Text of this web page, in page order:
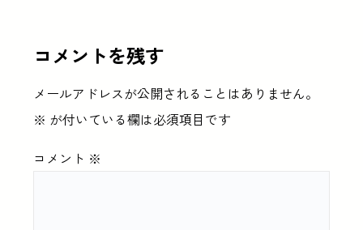
コメントを残す
メールアドレスが公開されることはありません。
※ が付いている欄は必須項目です
コメント ※